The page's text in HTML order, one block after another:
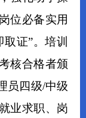
位必备实用
取证”。培训
核合格者颁
员四级/中级
业求职、岗